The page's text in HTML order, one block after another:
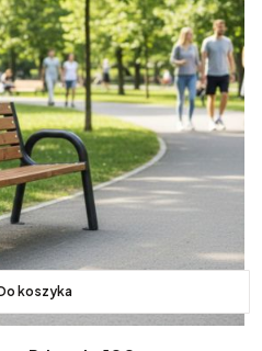
koszyka